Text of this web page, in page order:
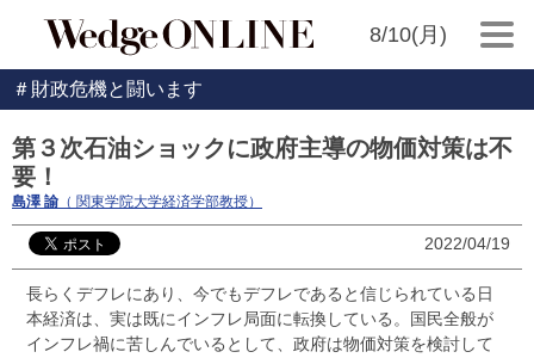
8/10(月)
＃財政危機と闘います
第３次石油ショックに政府主導の物価対策は不
要！
島澤 諭 （ 関東学院大学経済学部教授）
2022/04/19
長らくデフレにあり、今でもデフレであると信じられている日
本経済は、実は既にインフレ局面に転換している。国民全般が
インフレ禍に苦しんでいるとして、政府は物価対策を検討して